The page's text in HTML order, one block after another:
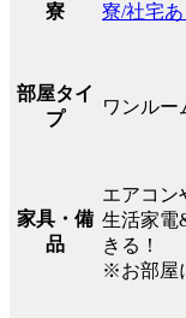
寮 寮/社宅
部屋タイ
プ
ワンルー
家具・備
品
エアコン
生活家電
きる！
※お部屋